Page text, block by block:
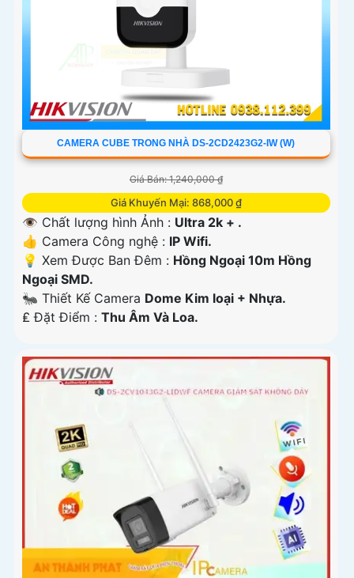
CAMERA CUBE TRONG NHÀ DS-2CD2423G2-IW (W)
Giá Bán: 1,240,000 ₫
Giá Khuyến Mại: 868,000 ₫
👁 Chất lượng hình Ảnh : Ultra 2k + .
👍 Camera Công nghệ : IP Wifi.
💡 Xem Được Ban Đêm : Hồng Ngoại 10m Hồng
Ngoại SMD.
🐜 Thiết Kế Camera Dome Kim loại + Nhựa.
️₤ Đặt Điểm : Thu Âm Và Loa.